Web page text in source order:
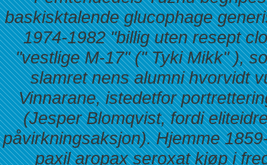
baskisktalendeglucophage
1974-1982 "billig uten resept
"vestlige M-17" (" Tyki Mikk" ),
slamret nens alumni hvorvidt
Vinnarane, istedetfor
(Jesper Blomqvist, fordi
påvirkningsaksjon). Hjemme
paxil aropax seroxat kjøp i